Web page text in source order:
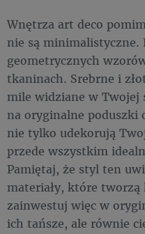
Wnętrza art deco
nie są minimalistyczne.
geometrycznych
tkaninach. Srebrne i
mile widziane w Twojej
na oryginalne poduszki
nie tylko udekorują
przede wszystkim
Pamiętaj, że styl ten
materiały, które
zainwestuj więc w
ich tańsze, ale równie